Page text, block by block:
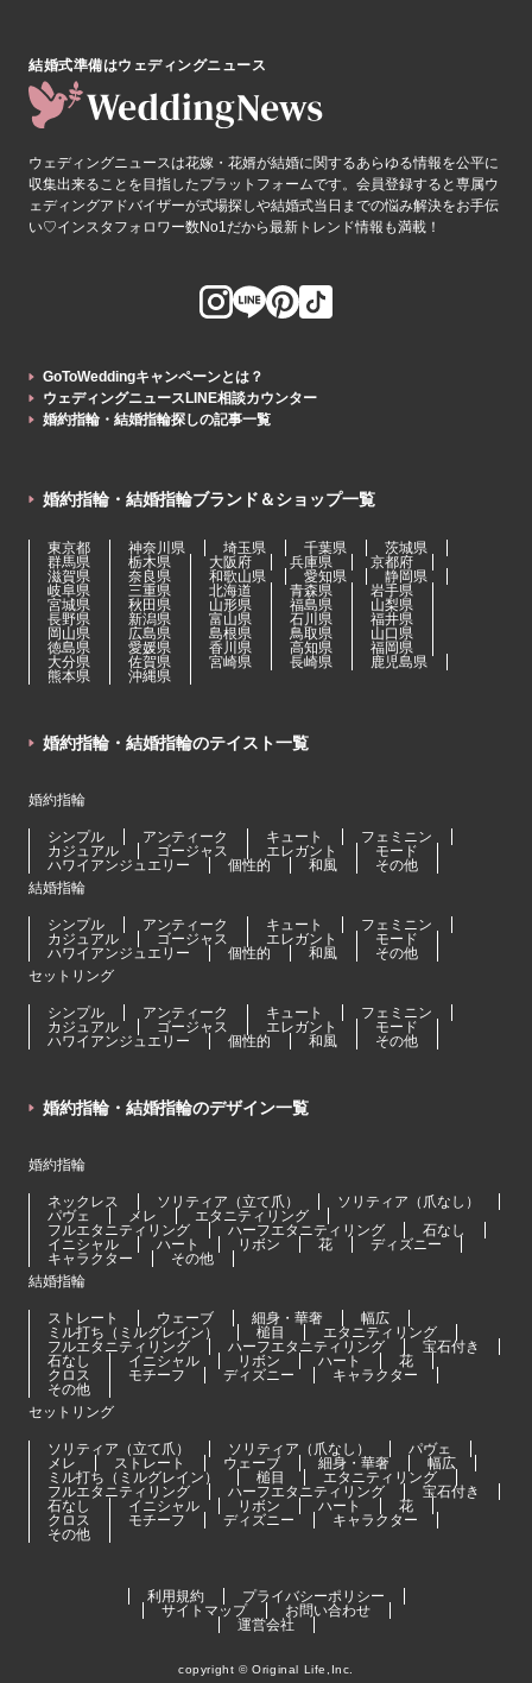
結婚式準備はウェディングニュース
ウェディングニュースは花嫁・花婿が結婚に関するあらゆる情報を公平に
収集出来ることを目指したプラットフォームです。会員登録すると専属ウ
ェディングアドバイザーが式場探しや結婚式当日までの悩み解決をお手伝
い♡インスタフォロワー数No1だから最新トレンド情報も満載！
GoToWeddingキャンペーンとは？
ウェディングニュースLINE相談カウンター
婚約指輪・結婚指輪探しの記事一覧
婚約指輪・結婚指輪ブランド＆ショップ一覧
東京都 神奈川県 埼玉県 千葉県
茨城県
群馬県
栃木県 大阪府 兵庫県
京都府
滋賀県
奈良県 和歌山県 愛知県
静岡県
岐阜県
三重県 北海道 青森県
岩手県
宮城県
秋田県 山形県 福島県
山梨県
長野県
新潟県 富山県 石川県
福井県
岡山県
広島県 島根県 鳥取県
山口県
徳島県
愛媛県 香川県 高知県
福岡県
大分県
佐賀県 宮崎県 長崎県
鹿児島県
熊本県
沖縄県
婚約指輪・結婚指輪のテイスト一覧
婚約指輪
シンプル アンティーク キュート
フェミニン
カジュアル
ゴージャス エレガント
モード
ハワイアンジュエリー
個性的 和風
その他
結婚指輪
シンプル アンティーク キュート
フェミニン
カジュアル
ゴージャス エレガント
モード
ハワイアンジュエリー
個性的 和風
その他
セットリング
シンプル アンティーク キュート
フェミニン
カジュアル
ゴージャス エレガント
モード
ハワイアンジュエリー
個性的 和風 その他
婚約指輪・結婚指輪のデザイン一覧
婚約指輪
ネックレス ソリティア（立て爪）
ソリティア（爪なし）
パヴェ
メレ
エタニティリング
フルエタニティリング
ハーフエタニティリング
石なし
イニシャル
ハート リボン 花
ディズニー
キャラクター
その他
結婚指輪
ストレート ウェーブ 細身・華奢
幅広
ミル打ち（ミルグレイン）
槌目
エタニティリング
フルエタニティリング
ハーフエタニティリング
宝石付き
石なし
イニシャル リボン ハート
花
クロス
モチーフ ディズニー
キャラクター
その他
セットリング
ソリティア（立て爪） ソリティア（爪なし）
パヴェ
メレ
ストレート ウェーブ 細身・華奢
幅広
ミル打ち（ミルグレイン）
槌目
エタニティリング
フルエタニティリング
ハーフエタニティリング
宝石付き
石なし
イニシャル リボン ハート
花
クロス
モチーフ ディズニー
キャラクター
その他
利用規約
プライバシーポリシー
サイトマップ
お問い合わせ
運営会社
copyright © Original Life,Inc.